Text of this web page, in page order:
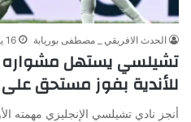
الحدث الافريقي _ مصطفى بوريابة 16 يونيو، 2025
تشيلسي يستهل
للأندية بفوز مستحق